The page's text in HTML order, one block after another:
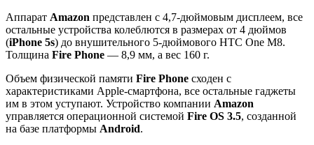
Аппарат Amazon представлен с 4,7-дюймовым дисплеем, все
остальные устройства колеблются в размерах от 4 дюймов
(iPhone 5s) до внушительного 5-дюймового HTC One M8.
Толщина Fire Phone — 8,9 мм, а вес 160 г.
Объем физической памяти Fire Phone сходен с
характеристиками Apple-смартфона, все остальные гаджеты
им в этом уступают. Устройство компании Amazon
управляется операционной системой Fire OS 3.5, созданной
на базе платформы Android.